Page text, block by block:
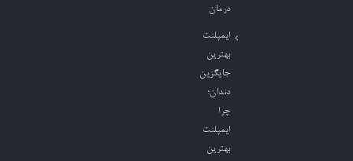
درمان
ایمپلنت
بهترین
جایگزین
دندان؛
چرا
ایمپلنت
بهترین